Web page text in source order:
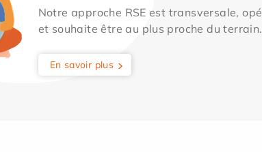
Notre approche RSE est transversale,
et souhaite être au plus proche du terrain.
En savoir plus